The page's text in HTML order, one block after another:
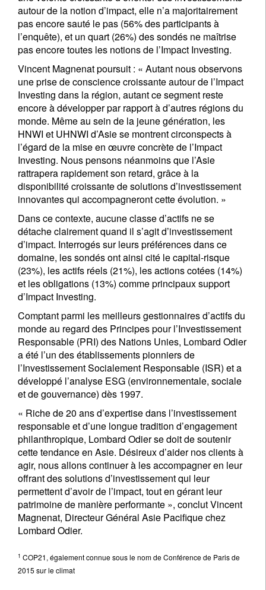
autour de la notion d’impact, elle n’a majoritairement
pas encore sauté le pas (56% des participants à
l’enquête), et un quart (26%) des sondés ne maîtrise
pas encore toutes les notions de l’Impact Investing.
Vincent Magnenat poursuit : « Autant nous observons
une prise de conscience croissante autour de l’Impact
Investing dans la région, autant ce segment reste
encore à développer par rapport à d’autres régions du
monde. Même au sein de la jeune génération, les
HNWI et UHNWI d’Asie se montrent circonspects à
l’égard de la mise en œuvre concrète de l’Impact
Investing. Nous pensons néanmoins que l’Asie
rattrapera rapidement son retard, grâce à la
disponibilité croissante de solutions d’investissement
innovantes qui accompagneront cette évolution. »
Dans ce contexte, aucune classe d’actifs ne se
détache clairement quand il s’agit d’investissement
d’impact. Interrogés sur leurs préférences dans ce
domaine, les sondés ont ainsi cité le capital-risque
(23%), les actifs réels (21%), les actions cotées (14%)
et les obligations (13%) comme principaux support
d’Impact Investing.
Comptant parmi les meilleurs gestionnaires d’actifs du
monde au regard des Principes pour l’Investissement
Responsable (PRI) des Nations Unies, Lombard Odier
a été l’un des établissements pionniers de
l’Investissement Socialement Responsable (ISR) et a
développé l’analyse ESG (environnementale, sociale
et de gouvernance) dès 1997.
« Riche de 20 ans d’expertise dans l’investissement
responsable et d’une longue tradition d’engagement
philanthropique, Lombard Odier se doit de soutenir
cette tendance en Asie. Désireux d’aider nos clients à
agir, nous allons continuer à les accompagner en leur
offrant des solutions d’investissement qui leur
permettent d’avoir de l’impact, tout en gérant leur
patrimoine de manière performante », conclut Vincent
Magnenat, Directeur Général Asie Pacifique chez
Lombard Odier.
1 COP21, également connue sous le nom de Conférence de Paris de
2015 sur le climat